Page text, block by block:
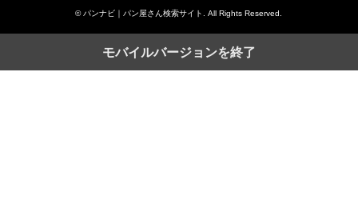
© パンナビ｜パン屋さん検索サイト . All Rights Reserved.
モバイルバージョンを終了